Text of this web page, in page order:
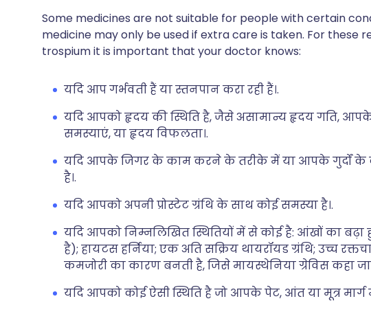
Some medicines are not suitable for people with certain
medicine may only be used if extra care is taken. For these
trospium it is important that your doctor knows:
यदि आप गर्भवती हैं या स्तनपान करा रही हैं।.
यदि आपको हृदय की स्थिति है, जैसे असामान्य हृदय गति,
समस्याएं, या हृदय विफलता।.
यदि आपके जिगर के काम करने के तरीके में या आपके गुर्दों
है।.
यदि आपको अपनी प्रोस्टेट ग्रंथि के साथ कोई समस्या है।.
यदि आपको निम्नलिखित स्थितियों में से कोई है: आंखों का
है); हायटस हर्निया; एक अति सक्रिय थायरॉयड ग्रंथि; उच्च
कमजोरी का कारण बनती है, जिसे मायस्थेनिया ग्रेविस कहा
यदि आपको कोई ऐसी स्थिति है जो आपके पेट, आंत या मूत्र